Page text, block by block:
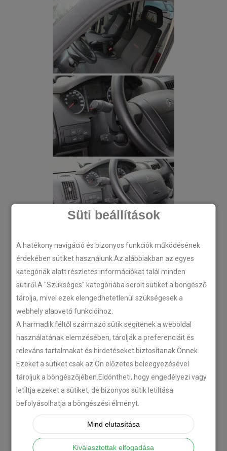
Süti beállítások
A hatékony navigáció és bizonyos funkciók működésének
érdekében sütiket használunk.Az alábbiakban az egyes
kategóriák alatt részletes információkat talál minden
sütiről.A "Szükséges" kategóriába sorolt sütiket a böngésző
tárolja, mivel ezek elengedhetetlenül szükségesek a
webhely alapvető funkcióihoz.
A harmadik féltől származó sütik segítenek a weboldal
használatának elemzésében, tárolják a preferenciáit és
releváns tartalmakat és hirdetéseket biztosítanak Önnek.
Ezeket a sütiket csak az Ön előzetes beleegyezésével
tároljuk a böngészőjében.Eldöntheti, hogy engedélyezi vagy
letiltja ezeket a sütiket, de bizonyos sütik letiltása
befolyásolhatja a böngészési élményt.
Mind elutasítása
Kiválasztottak elfogadása